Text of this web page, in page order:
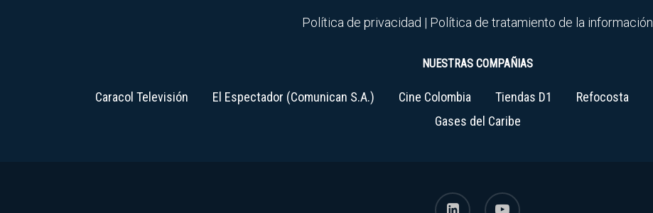
Política de privacidad | Política de tratamiento de la información
NUESTRAS COMPAÑIAS
Caracol Televisión El Espectador (Comunican S.A.) Cine Colombia Tiendas D1 Refocosta
Gases del Caribe
linkedin youtube